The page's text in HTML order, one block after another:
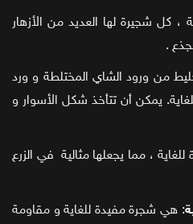
، كل شجيرة لها العديد من الأزهار
.
من ورود الشاي المختلطة و ورد
يمكن أن تتأخذ شكل الأسوار و
، مما يجعلها مثالية في الزرع
: هي شجرة مفيدة للغاية و مقاومة